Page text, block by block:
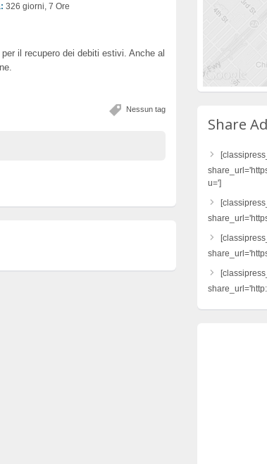
326 giorni, 7 Ore
il recupero dei debiti estivi. Anche al
Nessun tag
Share Ad
u=']